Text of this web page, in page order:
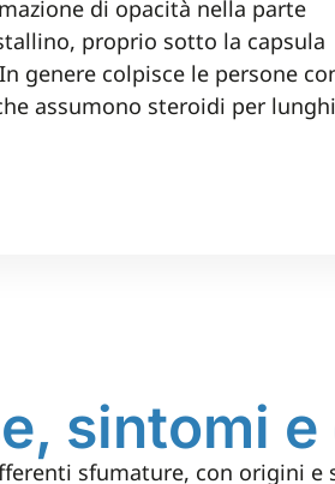
di opacità nella parte
proprio sotto la capsula
genere colpisce le persone
assumono steroidi per lunghi
sintomi
sfumature, con origini